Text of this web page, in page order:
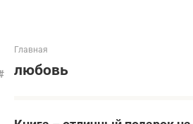
Главная
любовь